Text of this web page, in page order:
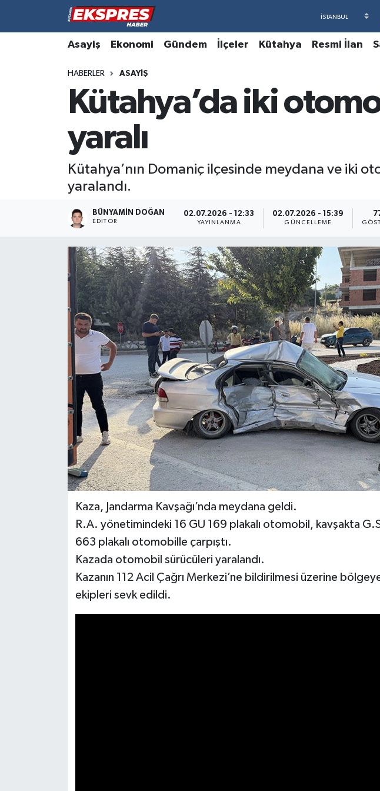
Asayiş Ekonomi Gündem İlçeler Kütahya Resmi İlan
HABERLER ASAYIŞ
Kütahya’da iki
yaralı
Kütahya’nın Domaniç ilçesinde meydana ve iki
yaralandı.
BÜNYAMIN DOĞAN
EDITÖR
02.07.2026 - 12:33
YAYINLANMA
02.07.2026 - 15:39
GÜNCELLEME
Kaza, Jandarma Kavşağı’nda meydana geldi.
R.A. yönetimindeki 16 GU 169 plakalı otomobil, kavşakta
663 plakalı otomobille çarpıştı.
Kazada otomobil sürücüleri yaralandı.
Kazanın 112 Acil Çağrı Merkezi’ne bildirilmesi üzerine
ekipleri sevk edildi.
Altıntaş
Aslanapa
Biyografiler
Çavdarhisar
Domaniç
Dumlupınar
Ekonomi
Foto Galeri
Kültür Sanat
Hava Durumu
Trafik Durumu
Süper Lig Puan Durumu ve Fikstür
Tüm Manşetler
Son Dakika Haberleri
Haber Arşivi